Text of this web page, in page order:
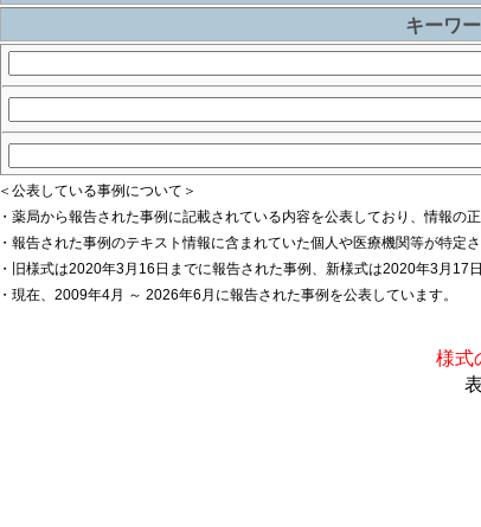
キーワ
＜公表している事例について＞
・薬局から報告された事例に記載されている内容を公表しており、情報の
・報告された事例のテキスト情報に含まれていた個人や医療機関等が特定
・旧様式は2020年3月16日までに報告された事例、新様式は2020年3月17
・現在、2009年4月 ～ 2026年6月に報告された事例を公表しています。
様式